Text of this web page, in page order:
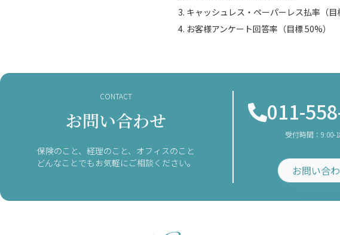
キャッシュレス・ペーパーレス払率（目
お客様アンケート回答率（目標 50%）
CONTACT
お問い合わせ
保険のこと、経理のこと、オフィスのこと
どんなことでもお気軽にご相談ください。
011-
受付時間：
お問い合